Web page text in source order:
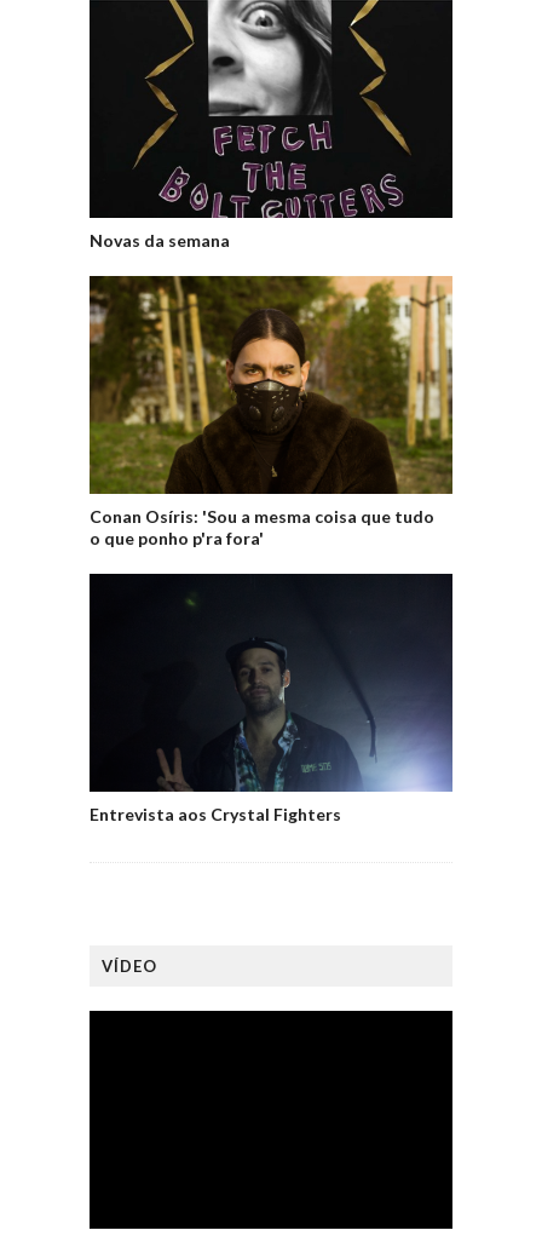
Novas da semana
Conan Osíris: 'Sou a mesma coisa que tudo
o que ponho p'ra fora'
Entrevista aos Crystal Fighters
VÍDEO